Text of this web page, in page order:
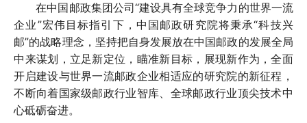
在中国邮政集团公司“建设具有全球竞争力的世界一流
企业”宏伟目标指引下，中国邮政研究院将秉承“科技兴
邮”的战略理念，坚持把自身发展放在中国邮政的发展全局
中来谋划，立足新定位，瞄准新目标，展现新作为，全面
开启建设与世界一流邮政企业相适应的研究院的新征程，
不断向着国家级邮政行业智库、全球邮政行业顶尖技术中
心砥砺奋进。